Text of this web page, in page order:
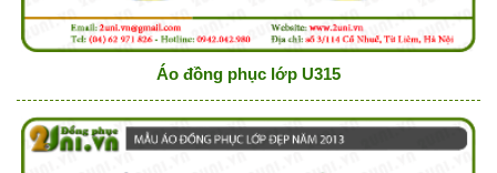
Áo đồng phục lớp U315